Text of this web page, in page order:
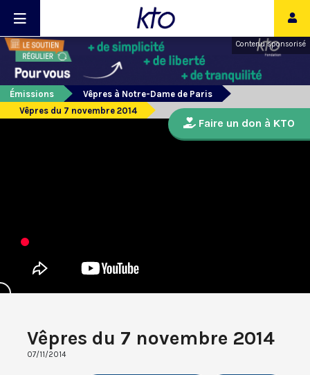
Contenu sponsorisé
Émissions
Vêpres à Notre-Dame de Paris
Vêpres du 7 novembre 2014
Vêpres du 7 novembre 2014
07/11/2014
Faire un don à KTO